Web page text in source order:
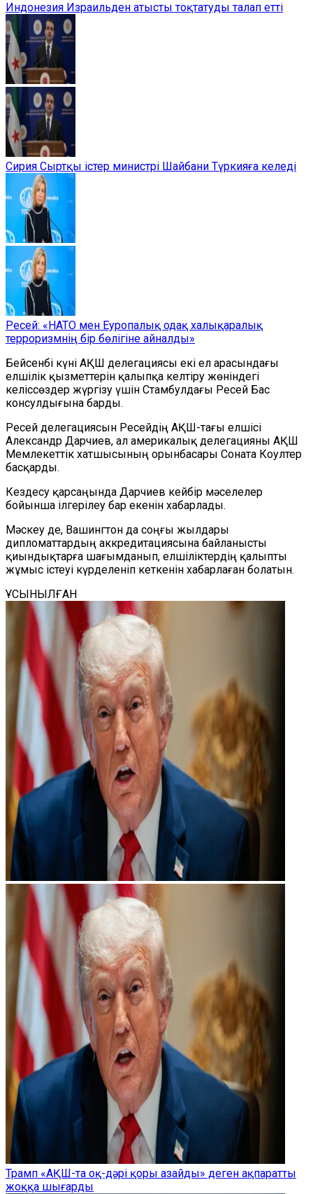
Индонезия Израильден атысты тоқтатуды талап етті
Сирия Сыртқы істер министрі Шайбани Түркияға келеді
Ресей: «НАТО мен Еуропалық одақ халықаралық
терроризмнің бір бөлігіне айналды»
Бейсенбі күні АҚШ делегациясы екі ел арасындағы
елшілік қызметтерін қалыпқа келтіру жөніндегі
келіссөздер жүргізу үшін Стамбулдағы Ресей Бас
консулдығына барды.
Ресей делегациясын Ресейдің АҚШ-тағы елшісі
Александр Дарчиев, ал америкалық делегацияны АҚШ
Мемлекеттік хатшысының орынбасары Соната Коултер
басқарды.
Кездесу қарсаңында Дарчиев кейбір мәселелер
бойынша ілгерілеу бар екенін хабарлады.
Мәскеу де, Вашингтон да соңғы жылдары
дипломаттардың аккредитациясына байланысты
қиындықтарға шағымданып, елшіліктердің қалыпты
жұмыс істеуі күрделеніп кеткенін хабарлаған болатын.
ҰСЫНЫЛҒАН
Трамп «АҚШ-та оқ-дәрі қоры азайды» деген ақпаратты
жоққа шығарды